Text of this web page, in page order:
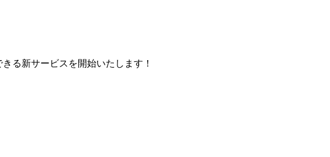
る新サービスを開始いたします！